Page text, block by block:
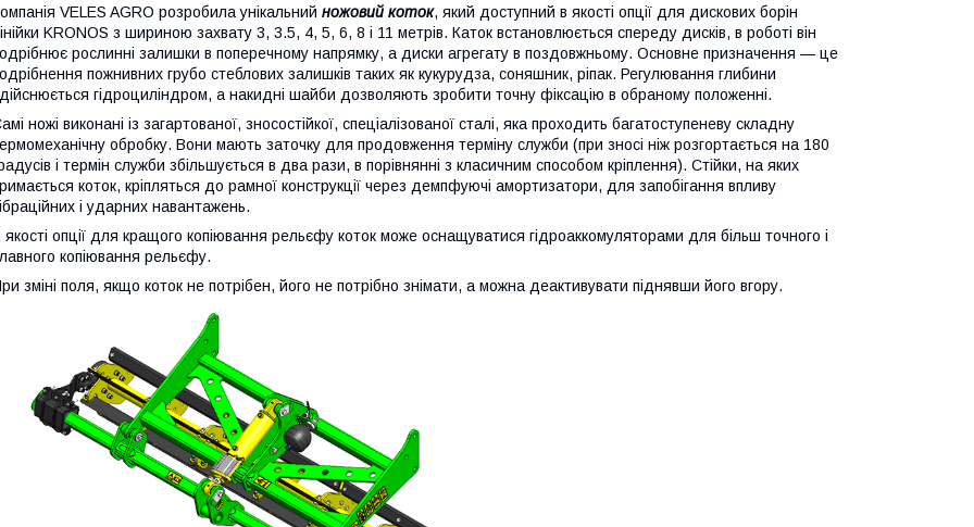
VELES AGRO розробила унікальний ножовий коток, який доступний в якості опції для дискових борін
KRONOS з шириною захвату 3, 3.5, 4, 5, 6, 8 і 11 метрів. Каток встановлюється спереду дисків, в роботі він
рослинні залишки в поперечному напрямку, а диски агрегату в поздовжньому. Основне призначення — це
пожнивних грубо стеблових залишків таких як кукурудза, соняшник, ріпак. Регулювання глибини
гідроциліндром, а накидні шайби дозволяють зробити точну фіксацію в обраному положенні.
ножі виконані із загартованої, зносостійкої, спеціалізованої сталі, яка проходить багатоступеневу складну
обробку. Вони мають заточку для продовження терміну служби (при зносі ніж розгортається на 180
і термін служби збільшується в два рази, в порівнянні з класичним способом кріплення). Стійки, на яких
коток, кріпляться до рамної конструкції через демпфуючі амортизатори, для запобігання впливу
і ударних навантажень.
якості опції для кращого копіювання рельєфу коток може оснащуватися гідроаккомуляторами для більш точного і
копіювання рельєфу.
зміні поля, якщо коток не потрібен, його не потрібно знімати, а можна деактивувати піднявши його вгору.